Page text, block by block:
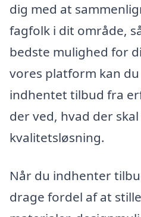
dig med at
fagfolk i dit område,
bedste mulighed for
vores platform kan
indhentet tilbud fra
der ved, hvad der
kvalitetsløsning.
Når du indhenter
drage fordel af at